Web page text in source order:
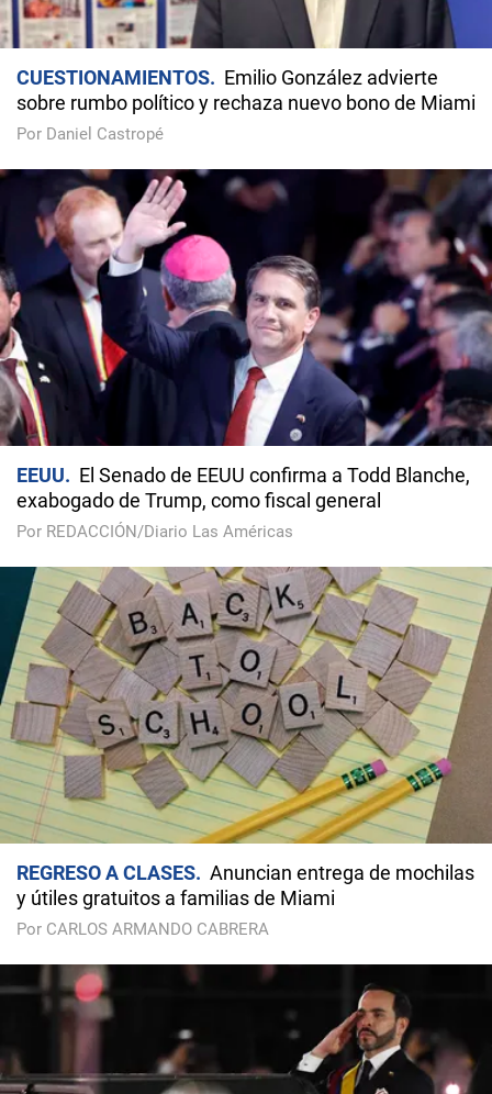
CUESTIONAMIENTOS
Emilio González advierte
sobre rumbo político y rechaza nuevo bono de Miami
Por Daniel Castropé
EEUU
El Senado de EEUU confirma a Todd Blanche,
exabogado de Trump, como fiscal general
Por REDACCIÓN/Diario Las Américas
REGRESO A CLASES
Anuncian entrega de mochilas
y útiles gratuitos a familias de Miami
Por CARLOS ARMANDO CABRERA